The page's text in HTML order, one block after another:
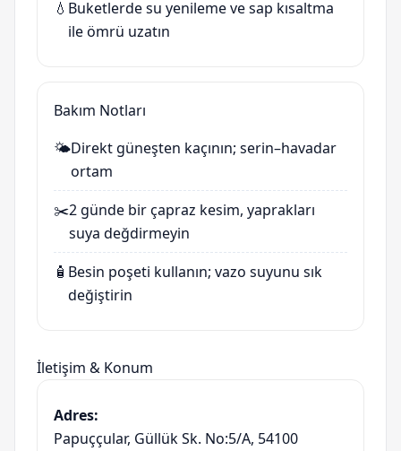
💧 Buketlerde su yenileme ve sap kısaltma
ile ömrü uzatın
Bakım Notları
🌤️Direkt güneşten kaçının; serin–havadar
ortam
✂️2 günde bir çapraz kesim, yaprakları
suya değdirmeyin
🧴 Besin poşeti kullanın; vazo suyunu sık
değiştirin
İletişim & Konum
Adres:
Papuççular, Güllük Sk. No:5/A, 54100